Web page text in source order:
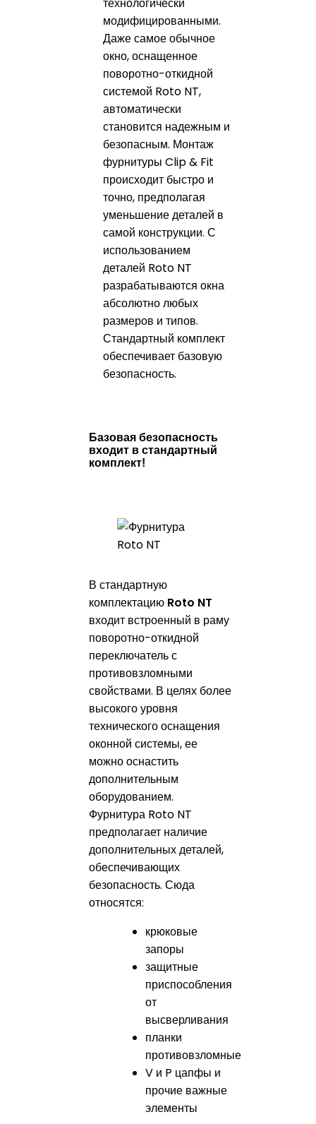
модифицированными.
Даже самое обычное
окно, оснащенное
поворотно-откидной
системой Roto NT,
автоматически
становится надежным и
безопасным. Монтаж
фурнитуры Clip & Fit
происходит быстро и
точно, предполагая
уменьшение деталей в
самой конструкции. С
использованием
деталей Roto NT
разрабатываются окна
абсолютно любых
размеров и типов.
Стандартный комплект
обеспечивает базовую
безопасность.
Базовая безопасность
входит в стандартный
комплект!
В стандартную
комплектацию Roto NT
входит встроенный в раму
поворотно-откидной
переключатель с
противовзломными
свойствами. В целях более
высокого уровня
технического оснащения
оконной системы, ее
можно оснастить
дополнительным
оборудованием.
Фурнитура Roto NT
предполагает наличие
дополнительных деталей,
обеспечивающих
безопасность. Сюда
относятся:
крюковые
запоры
защитные
приспособления
от
высверливания
планки
противовзломные
V и P цапфы и
прочие важные
элементы